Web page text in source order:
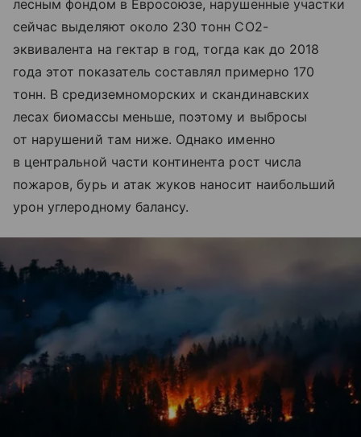
лесным фондом в Евросоюзе, нарушенные участки
сейчас выделяют около 230 тонн CO2-
эквивалента на гектар в год, тогда как до 2018
года этот показатель составлял примерно 170
тонн. В средиземноморских и скандинавских
лесах биомассы меньше, поэтому и выбросы
от нарушений там ниже. Однако именно
в центральной части континента рост числа
пожаров, бурь и атак жуков наносит наибольший
урон углеродному балансу.